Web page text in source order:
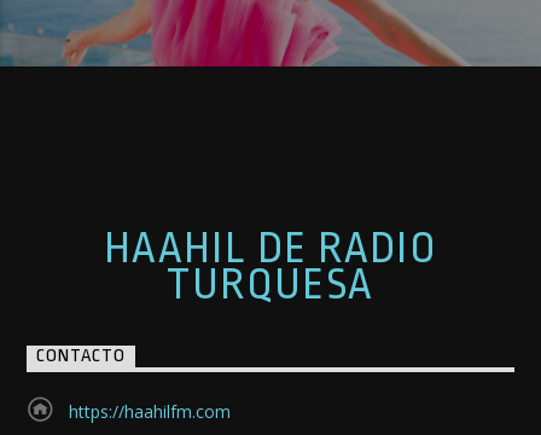
HAAHIL DE RADIO
TURQUESA
CONTACTO
https://haahilfm.com